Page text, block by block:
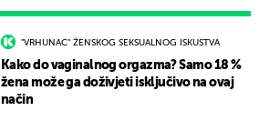
"VRHUNAC" ŽENSKOG SEKSUALNOG ISKUSTVA
Kako do vaginalnog orgazma? Samo 18 %
žena može ga doživjeti isključivo na ovaj
način